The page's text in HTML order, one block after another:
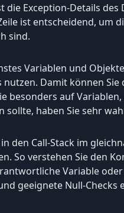
die Exception-Details
ist entscheidend, um
sind.
Variablen und
nutzen. Damit können
besonders auf
sollte, haben Sie sehr
den Call-Stack im
So verstehen Sie den
Variable
geeignete Null-